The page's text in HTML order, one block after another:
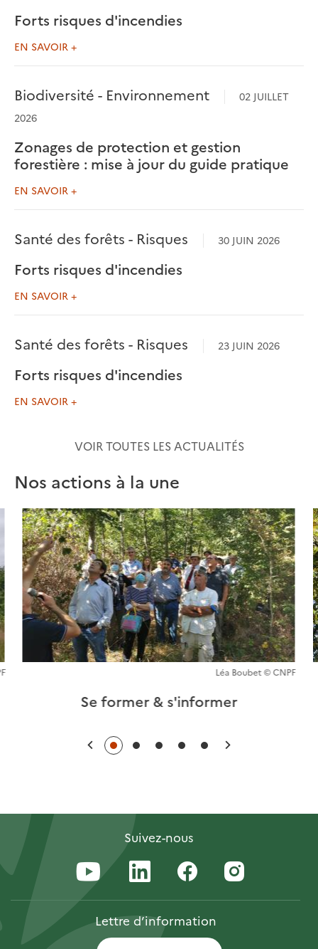
Forts risques d'incendies
EN SAVOIR +
Biodiversité - Environnement
02 JUILLET
2026
Zonages de protection et gestion
forestière : mise à jour du guide pratique
EN SAVOIR +
Santé des forêts - Risques 30 JUIN 2026
Forts risques d'incendies
EN SAVOIR +
Santé des forêts - Risques 23 JUIN 2026
Forts risques d'incendies
EN SAVOIR +
VOIR TOUTES LES ACTUALITÉS
Nos actions à la une
Léa Boubet © CNPF
Se former & s'informer
Suivez-nous
Lettred’information